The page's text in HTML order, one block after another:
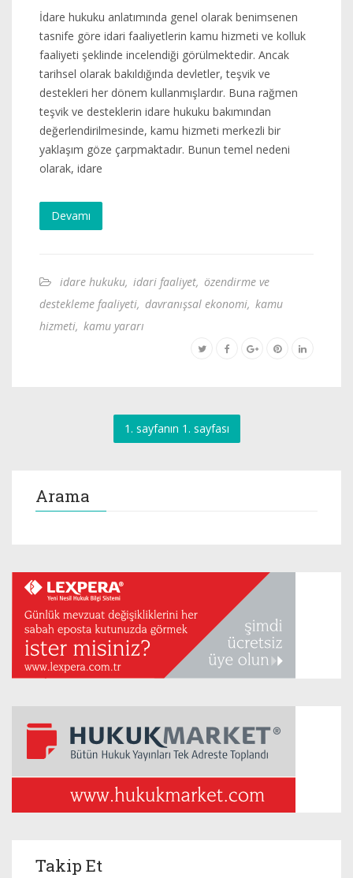
İdare hukuku anlatımında genel olarak benimsenen
tasnife göre idari faaliyetlerin kamu hizmeti ve kolluk
faaliyeti şeklinde incelendiği görülmektedir. Ancak
tarihsel olarak bakıldığında devletler, teşvik ve
destekleri her dönem kullanmışlardır. Buna rağmen
teşvik ve desteklerin idare hukuku bakımından
değerlendirilmesinde, kamu hizmeti merkezli bir
yaklaşım göze çarpmaktadır. Bunun temel nedeni
olarak, idare
Devamı
idare hukuku, idari faaliyet, özendirme ve
destekleme faaliyeti, davranışsal ekonomi, kamu
hizmeti, kamu yararı
1. sayfanın 1. sayfası
Arama
Takip Et